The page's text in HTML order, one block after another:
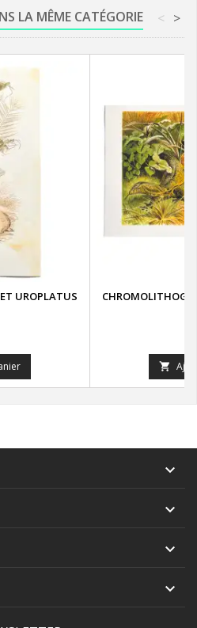
LA MÊME CATÉGORIE >
<
UROPLATUS




